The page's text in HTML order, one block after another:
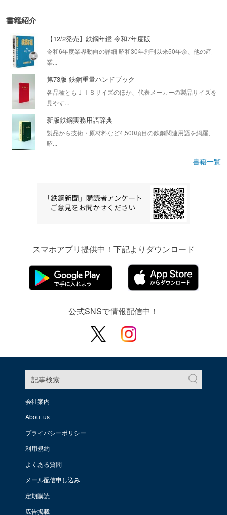
書籍紹介
【12/2発売】鉄鋼年鑑 令和7年度版
令和6年度業界動向の詳細 昭和30年創刊以来50年余、他の産
業...
第73版 鉄鋼重量ハンドブック
各品種ともＪＩＳサイズのほか、代表メーカーの製品サイズを
見やす...
新版鉄鋼実務用語辞典
製品から技術・原材料など4,500項目の鉄鋼関連用語を網羅、
昭...
書籍一覧
スマホアプリ提供中！下記よりダウンロード
公式SNSで情報配信中！
記事検索
会社案内
About us
プライバシーポリシー
利用規約
よくある質問
メール配信申し込み
定期購読
広告掲載